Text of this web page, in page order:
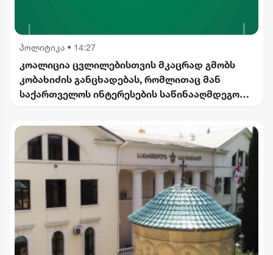
პოლიტიკა • 14:27
კოალიცია ცვლილებისთვის მკაცრად გმობს
კობახიძის განცხადებას, რომლითაც მან
საქართველოს ინტერესების საწინააღმდეგოდ